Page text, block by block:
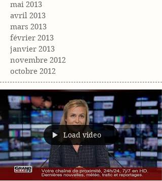
mai 2013
avril 2013
mars 2013
février 2013
janvier 2013
novembre 2012
octobre 2012
Load video